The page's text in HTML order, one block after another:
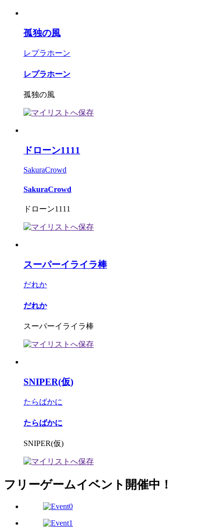
孤独の風
レプラホーン
レプラホーン
孤独の風
ドローン1111
SakuraCrowd
SakuraCrowd
ドローン1111
スーパーイライラ棒
だれか
だれか
スーパーイライラ棒
SNIPER(仮)
たらばかに
たらばかに
SNIPER(仮)
フリーゲームイベント開催中！